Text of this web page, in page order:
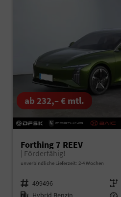
ab 232,– € mtl.
Forthing 7 REEV
| Förderfähig!
unverbindliche Lieferzeit: 2-4 Wochen
Fahrzeugnr. 499496 Getriebe
Kraftstoff Hybrid Benzin Leistung